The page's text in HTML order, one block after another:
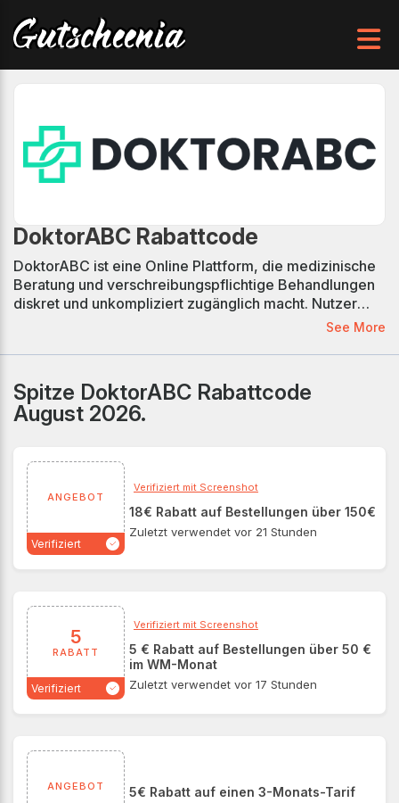
DoktorABC Rabattcode
DoktorABC ist eine Online Plattform, die medizinische
Beratung und verschreibungspflichtige Behandlungen
diskret und unkompliziert zugänglich macht. Nutzer
können ihre Anliegen digital prüfen lassen und erhalten
zugelassene Ärzte. Der Service richtet sich an alle, die
einfachen Ablauf legen. Zudem gibt es gelegentlich
Aktionen oder Vorteile, mit denen sich bestimmte
See More
Spitze DoktorABC Rabattcode
August 2026.
ANGEBOT
Verifiziert
Verifiziert mit Screenshot
18€ Rabatt auf Bestellungen über 150€
Zuletzt verwendet vor 21 Stunden
5
RABATT
Verifiziert
Verifiziert mit Screenshot
5 € Rabatt auf Bestellungen über 50 €
im WM-Monat
Zuletzt verwendet vor 17 Stunden
ANGEBOT 5€ Rabatt auf einen 3-Monats-Tarif